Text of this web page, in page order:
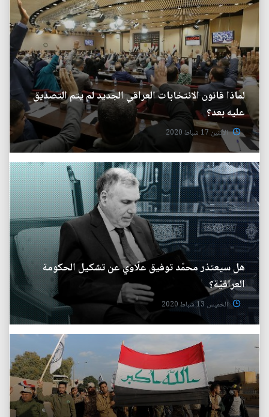
لماذا قانون الانتخابات العراقي الجديد لم يتم التصديق
عليه بعد؟
الأثنين 17 شباط 2020
هل سيعتذر محمّد توفيق علّاوي عن تشكيل الحكومة
العراقيّة؟
الخميس 13 شباط 2020